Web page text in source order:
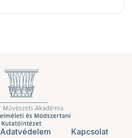
Adatvédelem
Kapcsolat